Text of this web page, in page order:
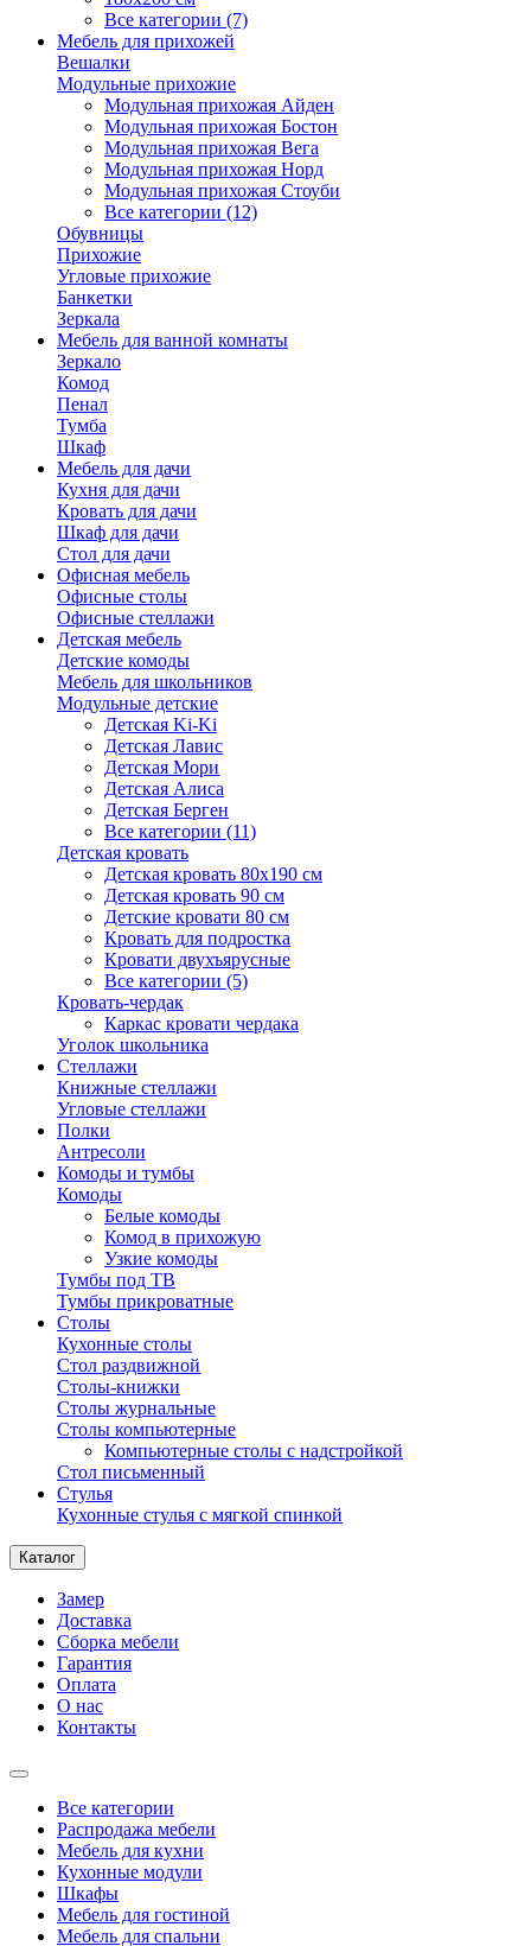
Все категории (7)
Мебель для прихожей
Вешалки
Модульные прихожие
Модульная прихожая Айден
Модульная прихожая Бостон
Модульная прихожая Вега
Модульная прихожая Норд
Модульная прихожая Стоуби
Все категории (12)
Обувницы
Прихожие
Угловые прихожие
Банкетки
Зеркала
Мебель для ванной комнаты
Зеркало
Комод
Пенал
Тумба
Шкаф
Мебель для дачи
Кухня для дачи
Кровать для дачи
Шкаф для дачи
Стол для дачи
Офисная мебель
Офисные столы
Офисные стеллажи
Детская мебель
Детские комоды
Мебель для школьников
Модульные детские
Детская Ki-Ki
Детская Лавис
Детская Мори
Детская Алиса
Детская Берген
Все категории (11)
Детская кровать
Детская кровать 80х190 см
Детская кровать 90 см
Детские кровати 80 см
Кровать для подростка
Кровати двухъярусные
Все категории (5)
Кровать-чердак
Каркас кровати чердака
Уголок школьника
Стеллажи
Книжные стеллажи
Угловые стеллажи
Полки
Антресоли
Комоды и тумбы
Комоды
Белые комоды
Комод в прихожую
Узкие комоды
Тумбы под ТВ
Тумбы прикроватные
Столы
Кухонные столы
Стол раздвижной
Столы-книжки
Столы журнальные
Столы компьютерные
Компьютерные столы с надстройкой
Стол письменный
Стулья
Кухонные стулья с мягкой спинкой
Каталог
Замер
Доставка
Сборка мебели
Гарантия
Оплата
О нас
Контакты
Все категории
Распродажа мебели
Мебель для кухни
Кухонные модули
Шкафы
Мебель для гостиной
Мебель для спальни